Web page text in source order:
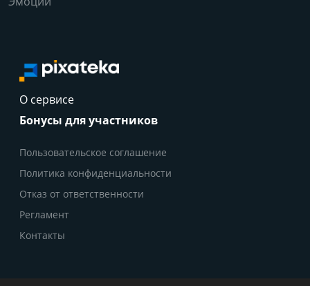
О сервисе
Бонусы для участников
Пользовательское соглашение
Политика конфиденциальности
Отказ от ответственности
Регламент
Контакты